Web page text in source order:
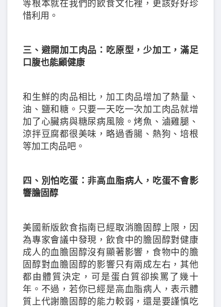
等根本就在我們的飲食文化裡，更該好好珍
惜利用。
三、避開加工肉品：吃原型，少加工，滿足
口腹也能顧健康
和生鮮的肉品相比，加工肉品增加了熱量、
油、鹽和糖。只要一天吃一次加工肉品就增
加了心臟病與糖尿病風險。烤魚、滷雞腿、
涼拌豆腐都很美味，略過香腸、熱狗、培根
等加工肉品吧。
四、別怕吃蛋：非高血脂病人，吃蛋不會影
響膽固醇
美國新版飲食指南已經取消膽固醇上限，因
為專家會議中發現，飲食中的膽固醇對健康
成人的血膽固醇沒有顯著影響，食物中的膽
固醇對血膽固醇的影響只有兩成左右，其他
都由體質決定，可是蛋白質卻挨罵了幾十
年。不過，若你已經是高血脂病人，表示體
質上代謝膽固醇的能力較弱，還是要謹慎吃